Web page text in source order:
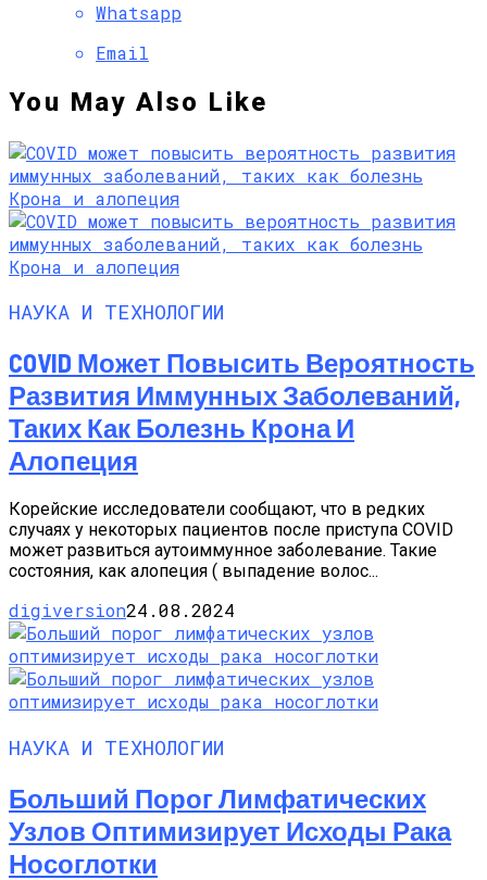
Whatsapp
Email
You May Also Like
НАУКА И ТЕХНОЛОГИИ
COVID Может Повысить Вероятность
Развития Иммунных Заболеваний,
Таких Как Болезнь Крона И
Алопеция
Корейские исследователи сообщают, что в редких
случаях у некоторых пациентов после приступа COVID
может развиться аутоиммунное заболевание. Такие
состояния, как алопеция ( выпадение волос...
digiversion24.08.2024
НАУКА И ТЕХНОЛОГИИ
Больший Порог Лимфатических
Узлов Оптимизирует Исходы Рака
Носоглотки